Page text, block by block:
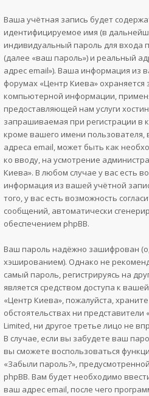
Ваша учётная запись будет
идентифицируемое имя (в
индивидуальный пароль для входа
(далее «ваш пароль») и реальный
адрес email»). Ваша информация из
форумах «Центр Киева»
компьютерной информации,
предоставляющей нам услуги
запрашиваемая при регистрации в
кроме вашего имени пользователя,
адреса email, может быть как
ко вводу, на усмотрение
Киева». В любом случае у вас есть
информация из вашей учётной
того, у вас есть возможность
сообщений, автоматически
обеспечением phpBB.
Ваш пароль надёжно зашифрован
хэшированием). Однако не
самый пароль, регистрируясь на
является средством доступа к
«Центр Киева», пожалуйста,
обстоятельствах ни представители
Limited, ни другое третье лицо не
В случае, если вы забудете ваш
вы сможете воспользоваться
«Забыли пароль?»,
phpBB. Вам будет необходимо
ваш адрес email, после чего